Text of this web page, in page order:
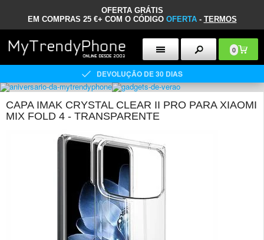
OFERTA GRÁTIS
EM COMPRAS 25 €+ COM O CÓDIGO OFERTA- TERMOS
0
DEVOLUÇÃO DE 30 DIAS
CAPA IMAK CRYSTAL CLEAR II PRO PARA XIAOMI
MIX FOLD 4 - TRANSPARENTE